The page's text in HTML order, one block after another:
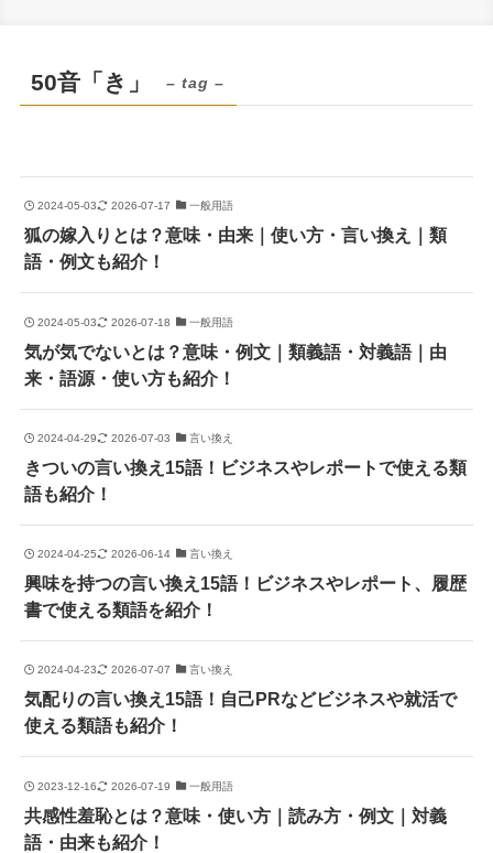
50音「き」 – tag –
2024-05-03 2026-07-17 一般用語
狐の嫁入りとは？意味・由来｜使い方・言い換え｜類
語・例文も紹介！
2024-05-03 2026-07-18 一般用語
気が気でないとは？意味・例文｜類義語・対義語｜由
来・語源・使い方も紹介！
2024-04-29 2026-07-03 言い換え
きついの言い換え15語！ビジネスやレポートで使える類
語も紹介！
2024-04-25 2026-06-14 言い換え
興味を持つの言い換え15語！ビジネスやレポート、履歴
書で使える類語を紹介！
2024-04-23 2026-07-07 言い換え
気配りの言い換え15語！自己PRなどビジネスや就活で
使える類語も紹介！
2023-12-16 2026-07-19 一般用語
共感性羞恥とは？意味・使い方｜読み方・例文｜対義
語・由来も紹介！